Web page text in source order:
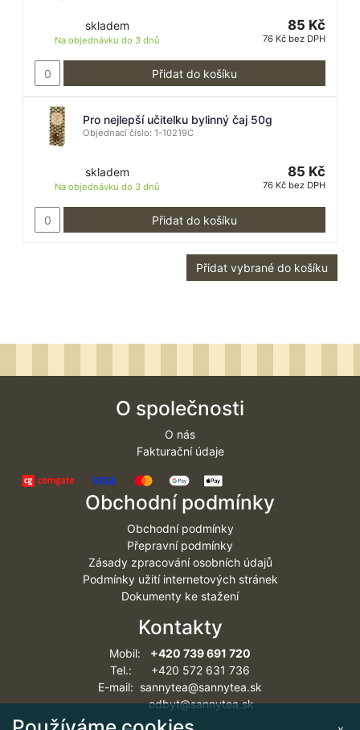
skladem
Na objednávku do 3 dnů
85 Kč
76 Kč bez DPH
Přidat do košíku
Pro nejlepší učitelku bylinný čaj 50g
Objednací číslo: 1-10219C
skladem
Na objednávku do 3 dnů
85 Kč
76 Kč bez DPH
Přidat do košíku
Přidat vybrané do košíku
O společnosti
O nás
Fakturační údaje
Obchodní podmínky
Obchodní podmínky
Přepravní podmínky
Zásady zpracování osobních údajů
Podmínky užití internetových stránek
Dokumenty ke stažení
Kontakty
Mobil: +420 739 691 720
Tel.: +420 572 631 736
E-mail: sannytea@sannytea.sk
odbyt@sannytea.sk